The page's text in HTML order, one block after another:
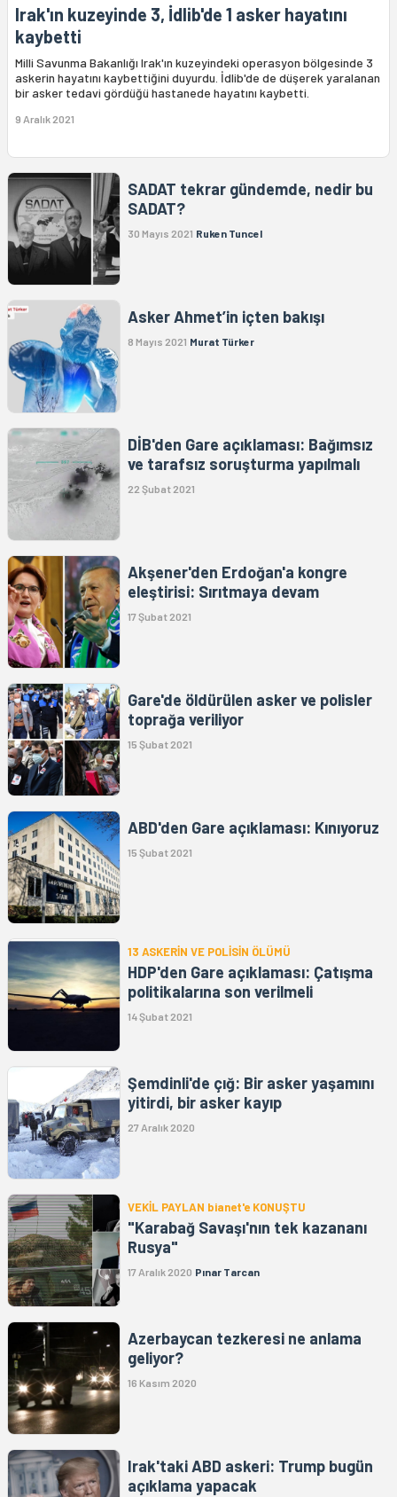
Irak'ın kuzeyinde 3, İdlib'de 1 asker hayatını
kaybetti
Milli Savunma Bakanlığı Irak'ın kuzeyindeki operasyon bölgesinde 3
askerin hayatını kaybettiğini duyurdu. İdlib'de de düşerek yaralanan
bir asker tedavi gördüğü hastanede hayatını kaybetti.
9 Aralık 2021
SADAT tekrar gündemde, nedir bu
SADAT?
30 Mayıs 2021 Ruken Tuncel
Asker Ahmet’in içten bakışı
8 Mayıs 2021 Murat Türker
DİB'den Gare açıklaması: Bağımsız
ve tarafsız soruşturma yapılmalı
22 Şubat 2021
Akşener'den Erdoğan'a kongre
eleştirisi: Sırıtmaya devam
17 Şubat 2021
Gare'de öldürülen asker ve polisler
toprağa veriliyor
15 Şubat 2021
ABD'den Gare açıklaması: Kınıyoruz
15 Şubat 2021
13 ASKERİN VE POLİSİN ÖLÜMÜ
HDP'den Gare açıklaması: Çatışma
politikalarına son verilmeli
14 Şubat 2021
Şemdinli'de çığ: Bir asker yaşamını
yitirdi, bir asker kayıp
27 Aralık 2020
VEKİL PAYLAN bianet'e KONUŞTU
"Karabağ Savaşı'nın tek kazananı
Rusya"
17 Aralık 2020 Pınar Tarcan
Azerbaycan tezkeresi ne anlama
geliyor?
16 Kasım 2020
Irak'taki ABD askeri: Trump bugün
açıklama yapacak